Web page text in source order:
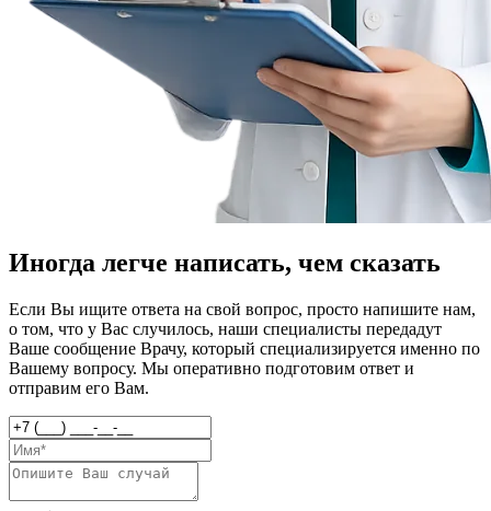
Иногда легче написать, чем сказать
Если Вы ищите ответа на свой вопрос, просто напишите нам,
о том, что у Вас случилось, наши специалисты передадут
Ваше сообщение Врачу, который специализируется именно по
Вашему вопросу. Мы оперативно подготовим ответ и
отправим его Вам.